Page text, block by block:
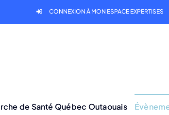
CONNEXION À MON ESPACE EXPERTISES
de Santé Québec Outaouais